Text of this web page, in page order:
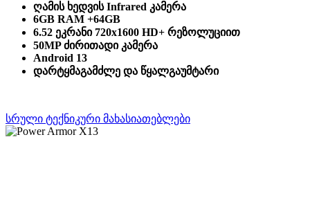
ღამის ხედვის Infrared კამერა
6GB RAM +64GB
6.52 ეკრანი 720x1600 HD+ რეზოლუციით
50MP ძირითადი კამერა
Android 13
დარტყმაგამძლე და წყალგაუმტარი
სრული ტექნიკური მახასიათებლები